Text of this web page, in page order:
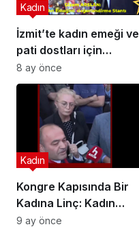
İzmit’te kadın emeği ve
pati dostları için
anlamlı yılbaşı etkinliği!
Kadın
8 ay önce
Kongre Kapısında Bir
Kadına Linç: Kadın
Örgütlerinin
Kadın
9 ay önce